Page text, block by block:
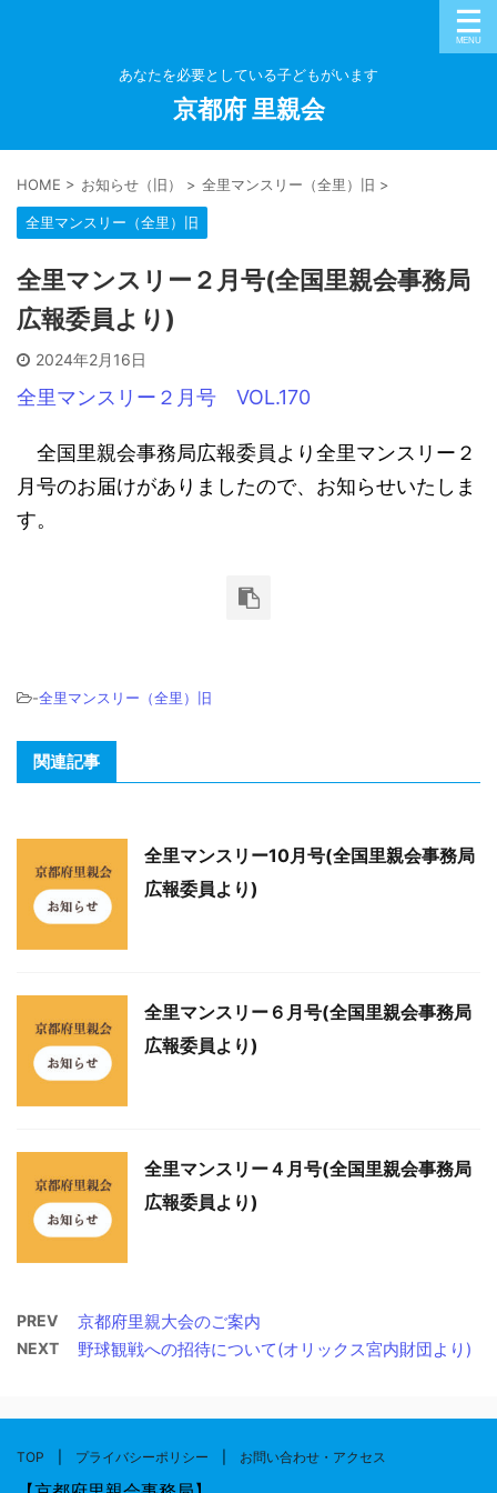
あなたを必要としている子どもがいます
京都府 里親会
HOME > お知らせ（旧） > 全里マンスリー（全里）旧 >
全里マンスリー（全里）旧
全里マンスリー２月号(全国里親会事務局
広報委員より)
2024年2月16日
全里マンスリー２月号 VOL.170
全国里親会事務局広報委員より全里マンスリー２
月号のお届けがありましたので、お知らせいたしま
す。
-全里マンスリー（全里）旧
関連記事
全里マンスリー10月号(全国里親会事務局
広報委員より)
全里マンスリー６月号(全国里親会事務局
広報委員より)
全里マンスリー４月号(全国里親会事務局
広報委員より)
PREV 京都府里親大会のご案内
NEXT 野球観戦への招待について(オリックス宮内財団より)
TOP プライバシーポリシー お問い合わせ・アクセス